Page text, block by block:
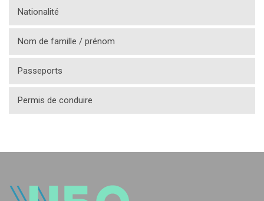
Nationalité
Nom de famille / prénom
Passeports
Permis de conduire